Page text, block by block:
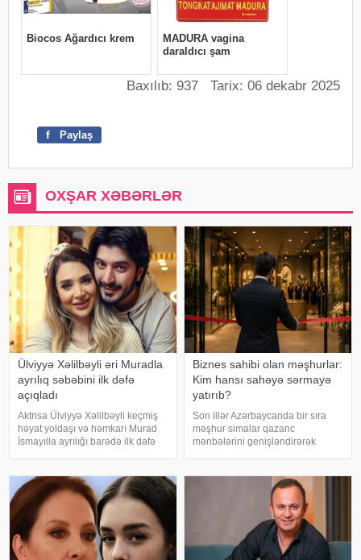
Baxılıb: 937 Tarix: 06 dekabr 2025
f Paylaş
OXŞAR XƏBƏRLƏR
Ülviyyə Xəlilbəyli əri Muradla
ayrılıq səbəbini ilk dəfə
açıqladı
Aktrisa Ülviyyə Xəlilbəyli keçmiş
həyat yoldaşı və həmkarı Murad
İsmayılla ayrılığı barədə ilk dəfə
"YouTube" kanalında yayımlanan
müsahibəsində danışıb
Biznes sahibi olan məşhurlar:
Kim hansı sahəyə sərmayə
yatırıb?
Son illər Azərbaycanda bir sıra
məşhur simalar qazanc
mənbələrini genişləndirərək
restoran, kafe, geyim, gözəllik və
qida sektorunda fəaliyyət
göstərən, öz adları il